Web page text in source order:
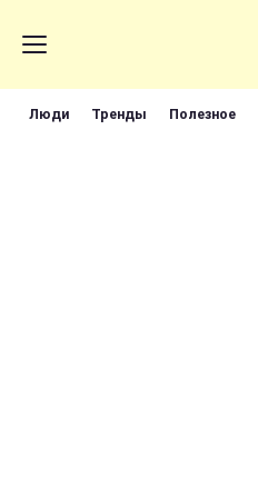
Люди Тренды Полезное